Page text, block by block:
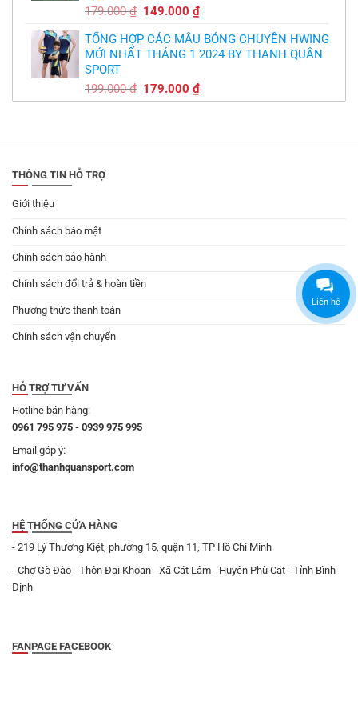
179.000₫ Giá
là:
179.000 ₫.
149.000₫Giá
tại
là:
TỔNG HỢP CÁC MẪU BÓNG CHUYỀN HWING
MỚI NHẤT THÁNG 1 2024 BY THANH QUÂN
SPORT
199.000₫ Giá
gốc
179.000₫Giá
hiện
THÔNG TIN HỖ TRỢ
Giới thiệu
Chính sách bảo mật
Chính sách bảo hành
Chính sách đổi trả & hoàn tiền
Phương thức thanh toán
Chính sách vận chuyển
HỖ TRỢ TƯ VẤN
Hotline bán hàng:
0961 795 975 - 0939 975 995
Email góp ý:
info@thanhquansport.com
HỆ THỐNG CỬA HÀNG
- 219 Lý Thường Kiệt, phường 15, quận 11, TP Hồ Chí Minh
- Chợ Gò Đào - Thôn Đại Khoan - Xã Cát Lâm - Huyện Phù Cát - Tỉnh Bình
Định
FANPAGE FACEBOOK
Liên hệ